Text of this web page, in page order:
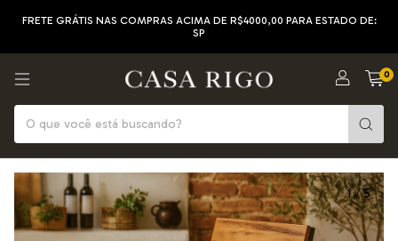
FRETE GRÁTIS NAS COMPRAS ACIMA DE R$4000,00 PARA ESTADO DE:
SP
0
1/5